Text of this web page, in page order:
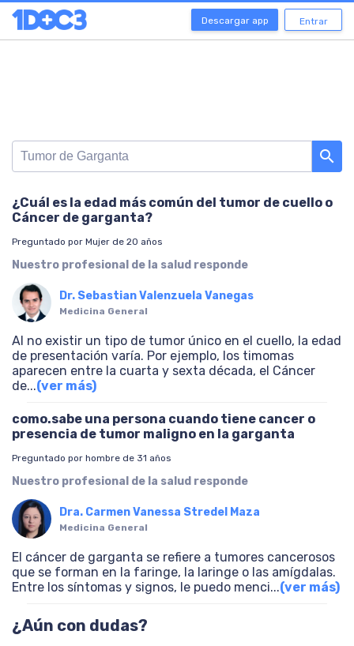
Descargar app Entrar
search
¿Cuál es la edad más común del tumor de cuello o
Cáncer de garganta?
Preguntado por Mujer de 20 años
Nuestro profesional de la salud responde
Dr. Sebastian Valenzuela Vanegas
Medicina General
Al no existir un tipo de tumor único en el cuello, la edad
de presentación varía. Por ejemplo, los timomas
aparecen entre la cuarta y sexta década, el Cáncer
de...(ver más)
como.sabe una persona cuando tiene cancer o
presencia de tumor maligno en la garganta
Preguntado por hombre de 31 años
Nuestro profesional de la salud responde
Dra. Carmen Vanessa Stredel Maza
Medicina General
El cáncer de garganta se refiere a tumores cancerosos
que se forman en la faringe, la laringe o las amígdalas.
Entre los síntomas y signos, le puedo menci...(ver más)
¿Aún con dudas?